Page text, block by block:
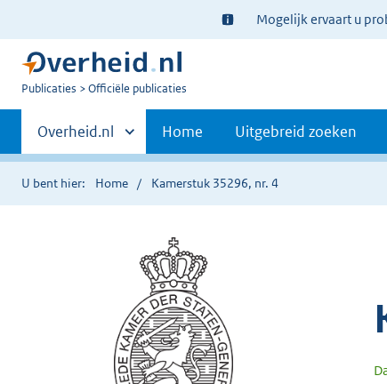
Ter
informatie:
Mogelijk ervaart u
U
Publicaties Officiële publicaties
Primaire
navigatie
Andere
sites
binnen
Overheid.nl Home Uitgebreid zoeken
U bent hier: Home Kamerstuk 35296, nr. 4